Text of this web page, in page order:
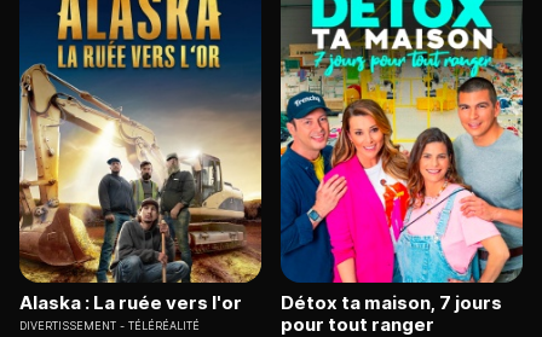
Alaska : La ruée vers l'or
DIVERTISSEMENT TÉLÉRÉALITÉ
Détox ta maison, 7 jours
pour tout ranger